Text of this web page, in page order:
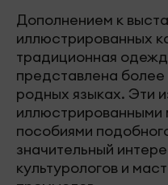
Дополнением к
иллюстрированных
традиционная
представлена
родных языках. Эти
иллюстрированными
пособиями
значительный
культурологов и